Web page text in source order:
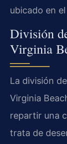
ubicado en
División
Virginia
La división
Virginia
repartir una
trata de